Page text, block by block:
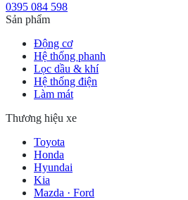
0395 084 598
Sản phẩm
Động cơ
Hệ thống phanh
Lọc dầu & khí
Hệ thống điện
Làm mát
Thương hiệu xe
Toyota
Honda
Hyundai
Kia
Mazda · Ford